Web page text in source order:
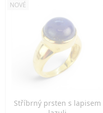
NOVÉ
Stříbrný prsten s lapisem